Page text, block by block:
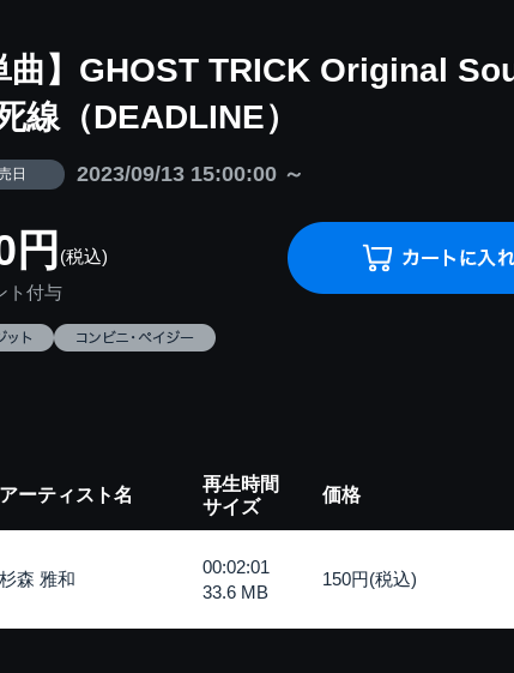
曲】GHOST TRICK Original
線（DEADLINE）
日 2023/09/13 15:00:00 ～
円 (税込)
ト付与
アーティスト名
再生時間
サイズ
価格
杉森 雅和
00:02:01
33.6 MB
150円(税込)